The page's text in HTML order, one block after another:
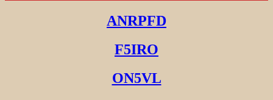
ANRPFD
F5IRO
ON5VL